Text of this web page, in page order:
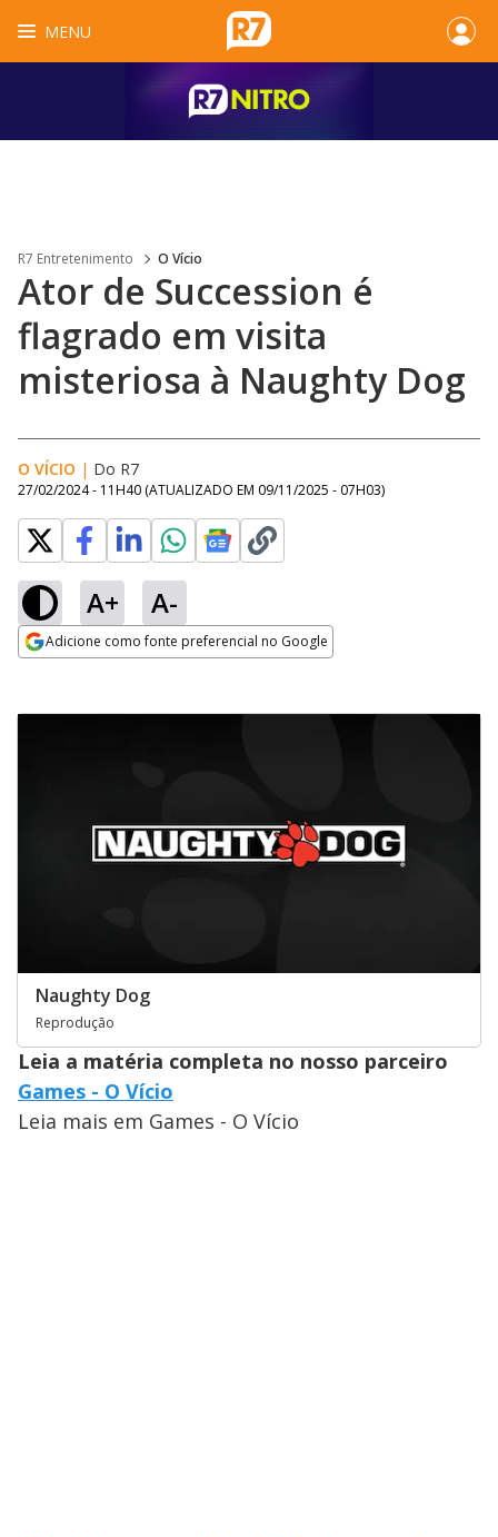
MENU
R7 Entretenimento O Vício
Ator de Succession é
flagrado em visita
misteriosa à Naughty Dog
O VÍCIO | Do R7
27/02/2024 - 11H40 (ATUALIZADO EM 09/11/2025 - 07H03)
A+ A-
Adicione como fonte preferencial no Google
Naughty Dog
Reprodução
Leia a matéria completa no nosso parceiro
Games - O Vício
Leia mais em Games - O Vício